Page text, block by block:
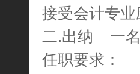
接受会计专业
二.出纳 一名
任职要求：